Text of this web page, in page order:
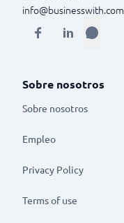
info@businesswith.com
Sobre nosotros
Sobre nosotros
Empleo
Privacy Policy
Terms of use